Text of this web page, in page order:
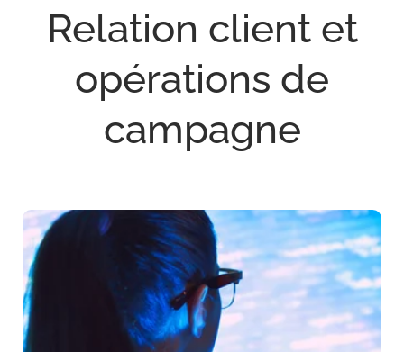
Relation client et
opérations de
campagne